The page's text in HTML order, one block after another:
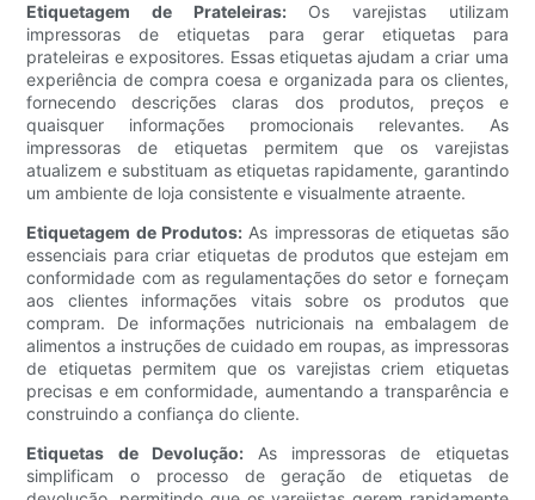
Etiquetagem de Prateleiras:Os varejistas utilizam
impressoras de etiquetas para gerar etiquetas para
prateleiras e expositores. Essas etiquetas ajudam a criar uma
experiência de compra coesa e organizada para os clientes,
fornecendo descrições claras dos produtos, preços e
quaisquer informações promocionais relevantes. As
impressoras de etiquetas permitem que os varejistas
atualizem e substituam as etiquetas rapidamente, garantindo
um ambiente de loja consistente e visualmente atraente.
Etiquetagem de Produtos: As impressoras de etiquetas são
essenciais para criar etiquetas de produtos que estejam em
conformidade com as regulamentações do setor e forneçam
aos clientes informações vitais sobre os produtos que
compram. De informações nutricionais na embalagem de
alimentos a instruções de cuidado em roupas, as impressoras
de etiquetas permitem que os varejistas criem etiquetas
precisas e em conformidade, aumentando a transparência e
construindo a confiança do cliente.
Etiquetas de Devolução:As impressoras de etiquetas
simplificam o processo de geração de etiquetas de